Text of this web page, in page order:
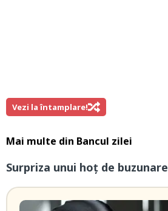
Vezi la întamplare!
Mai multe din Bancul zilei
Surpriza unui hoţ de buzunare